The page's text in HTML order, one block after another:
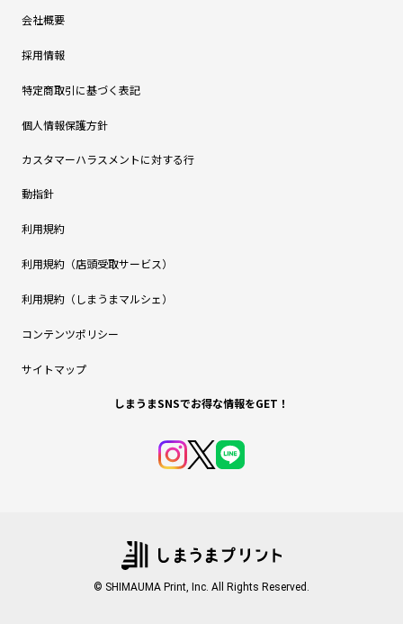
会社概要
採用情報
特定商取引に基づく表記
個人情報保護方針
カスタマーハラスメントに対する行
動指針
利用規約
利用規約（店頭受取サービス）
利用規約（しまうまマルシェ）
コンテンツポリシー
サイトマップ
しまうまSNSでお得な情報をGET！
© SHIMAUMA Print, Inc. All Rights Reserved.